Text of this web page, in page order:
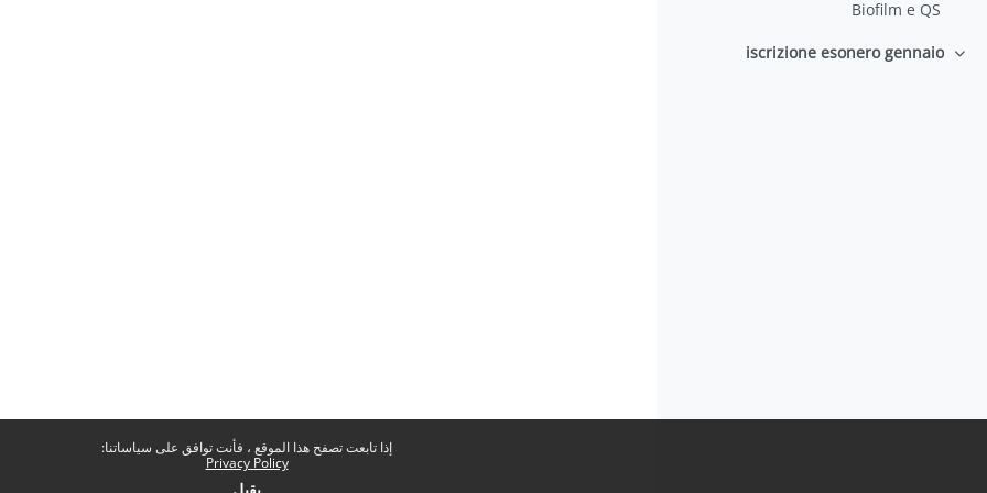
إذا تابعت تصفح هذا الموقع ، فأنت توافق على سياساتنا:
Privacy Policy
Biofilm e QS
طيiscrizione esonero gennaio